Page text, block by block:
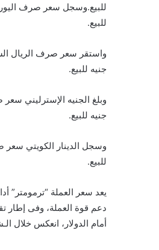
للبيع.
جنيه للبيع.
جنيه للبيع.
للبيع.
يعد سعر العملة “ترمومتر”
دعم قوة العملة، وفى إطار
أمام الدولار، انعكس خلال